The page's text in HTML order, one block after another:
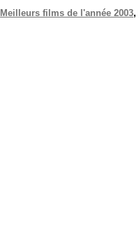
Meilleurs films de l'année 2003,